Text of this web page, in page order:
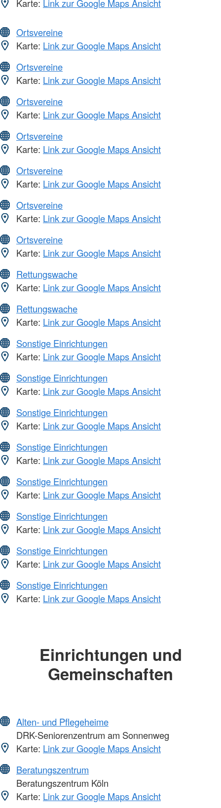
Karte: Link zur Google Maps Ansicht
Ortsvereine
Karte: Link zur Google Maps Ansicht
Ortsvereine
Karte: Link zur Google Maps Ansicht
Ortsvereine
Karte: Link zur Google Maps Ansicht
Ortsvereine
Karte: Link zur Google Maps Ansicht
Ortsvereine
Karte: Link zur Google Maps Ansicht
Ortsvereine
Karte: Link zur Google Maps Ansicht
Ortsvereine
Karte: Link zur Google Maps Ansicht
Rettungswache
Karte: Link zur Google Maps Ansicht
Rettungswache
Karte: Link zur Google Maps Ansicht
Sonstige Einrichtungen
Karte: Link zur Google Maps Ansicht
Sonstige Einrichtungen
Karte: Link zur Google Maps Ansicht
Sonstige Einrichtungen
Karte: Link zur Google Maps Ansicht
Sonstige Einrichtungen
Karte: Link zur Google Maps Ansicht
Sonstige Einrichtungen
Karte: Link zur Google Maps Ansicht
Sonstige Einrichtungen
Karte: Link zur Google Maps Ansicht
Sonstige Einrichtungen
Karte: Link zur Google Maps Ansicht
Sonstige Einrichtungen
Karte: Link zur Google Maps Ansicht
Einrichtungen und
Gemeinschaften
Alten- und Pflegeheime
DRK-Seniorenzentrum am Sonnenweg
Karte: Link zur Google Maps Ansicht
Beratungszentrum
Beratungszentrum Köln
Karte: Link zur Google Maps Ansicht